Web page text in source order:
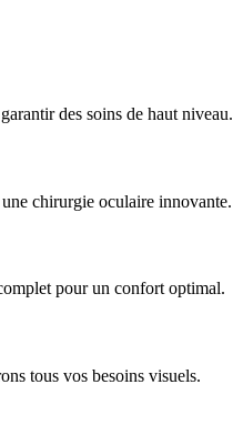
des soins de haut niveau.
une chirurgie oculaire innovante.
pour un confort optimal.
tous vos besoins visuels.